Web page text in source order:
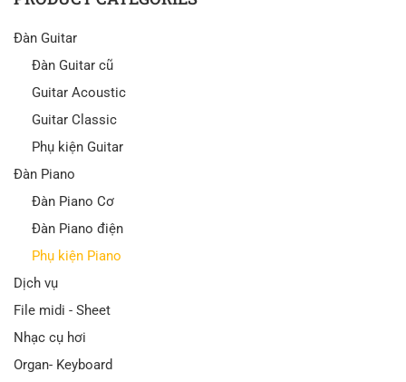
Đàn Guitar
Đàn Guitar cũ
Guitar Acoustic
Guitar Classic
Phụ kiện Guitar
Đàn Piano
Đàn Piano Cơ
Đàn Piano điện
Phụ kiện Piano
Dịch vụ
File midi - Sheet
Nhạc cụ hơi
Organ- Keyboard